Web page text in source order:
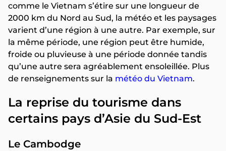
comme le Vietnam s’étire sur une longueur de
2000 km du Nord au Sud, la météo et les paysages
varient d’une région à une autre. Par exemple, sur
la même période, une région peut être humide,
froide ou pluvieuse à une période donnée tandis
qu’une autre sera agréablement ensoleillée. Plus
de renseignements sur la météo du Vietnam.
La reprise du tourisme dans
certains pays d’Asie du Sud-Est
Le Cambodge